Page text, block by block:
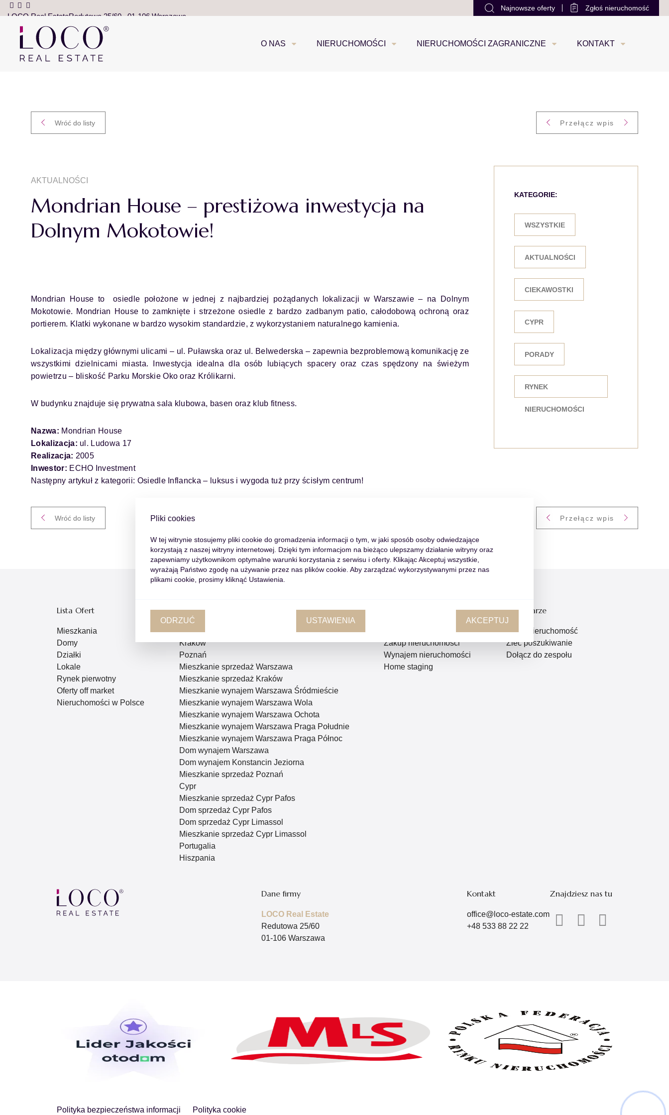
LOCO Real EstateRedutowa 25/60 01-106 Warszawa
Najnowsze oferty Zgłoś nieruchomość
O NAS
NIERUCHOMOŚCI NIERUCHOMOŚCI ZAGRANICZNE KONTAKT
Wróć do listy Przełącz wpis
AKTUALNOŚCI
Mondrian House – prestiżowa inwestycja na
Dolnym Mokotowie!
Mondrian House to osiedle położone w jednej z najbardziej pożądanych lokalizacji w Warszawie – na Dolnym
Mokotowie. Mondrian House to zamknięte i strzeżone osiedle z bardzo zadbanym patio, całodobową ochroną oraz
portierem. Klatki wykonane w bardzo wysokim standardzie, z wykorzystaniem naturalnego kamienia.
Lokalizacja między głównymi ulicami – ul. Puławska oraz ul. Belwederska – zapewnia bezproblemową komunikację ze
wszystkimi dzielnicami miasta. Inwestycja idealna dla osób lubiących spacery oraz czas spędzony na świeżym
powietrzu – bliskość Parku Morskie Oko oraz Królikarni.
W budynku znajduje się prywatna sala klubowa, basen oraz klub fitness.
Nazwa: Mondrian House
Lokalizacja: ul. Ludowa 17
Realizacja: 2005
Inwestor: ECHO Investment
Następny artykuł z kategorii: Osiedle Inflancka – luksus i wygoda tuż przy ścisłym centrum!
KATEGORIE:
WSZYSTKIE
AKTUALNOŚCI
CIEKAWOSTKI
CYPR
PORADY
RYNEK
NIERUCHOMOŚCI
Wróć do listy Przełącz wpis
Lista Ofert
Mieszkania
Domy
Działki
Lokale
Rynek pierwotny
Oferty off market
Nieruchomości w Polsce
Popularne Lokalizacje
Warszawa
Kraków
Poznań
Mieszkanie sprzedaż Warszawa
Mieszkanie sprzedaż Kraków
Mieszkanie wynajem Warszawa Śródmieście
Mieszkanie wynajem Warszawa Wola
Mieszkanie wynajem Warszawa Ochota
Mieszkanie wynajem Warszawa Praga Południe
Mieszkanie wynajem Warszawa Praga Północ
Dom wynajem Warszawa
Dom wynajem Konstancin Jeziorna
Mieszkanie sprzedaż Poznań
Cypr
Mieszkanie sprzedaż Cypr Pafos
Dom sprzedaż Cypr Pafos
Dom sprzedaż Cypr Limassol
Mieszkanie sprzedaż Cypr Limassol
Portugalia
Hiszpania
Sprzedaż nieruchomości
Zakup nieruchomości
Wynajem nieruchomości
Home staging
Formularze
Zgłoś nieruchomość
Zleć poszukiwanie
Dołącz do zespołu
Dane firmy
LOCO Real Estate
Redutowa 25/60
01-106 Warszawa
Kontakt
office@loco-estate.com
+48 533 88 22 22
Znajdziesz nas tu
Polityka bezpieczeństwa informacji Polityka cookie
Pliki cookies
W tej witrynie stosujemy pliki cookie do gromadzenia informacji o tym, w jaki sposób osoby odwiedzające
korzystają z naszej witryny internetowej. Dzięki tym informacjom na bieżąco ulepszamy działanie witryny oraz
zapewniamy użytkownikom optymalne warunki korzystania z serwisu i oferty. Klikając Akceptuj wszystkie,
wyrażają Państwo zgodę na używanie przez nas plików cookie. Aby zarządzać wykorzystywanymi przez nas
plikami cookie, prosimy kliknąć Ustawienia.
ODRZUĆ USTAWIENIA AKCEPTUJ